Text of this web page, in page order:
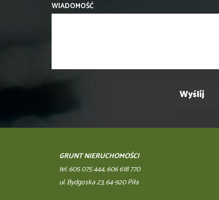
WIADOMOŚĆ
GRUNT NIERUCHOMOŚCI
tel. 605 075 444, 606 618 770
ul. Bydgoska 23, 64-920 Piła